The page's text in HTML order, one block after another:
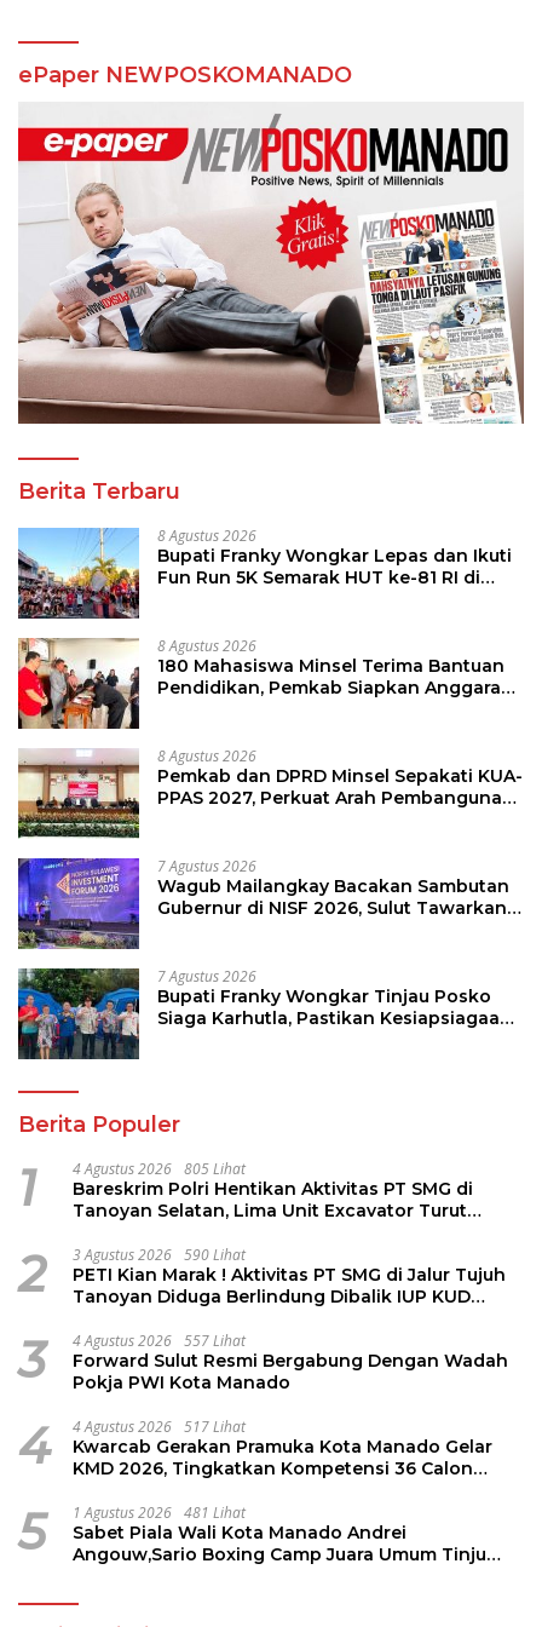
ePaper NEWPOSKOMANADO
Berita Terbaru
8 Agustus 2026
Bupati Franky Wongkar Lepas dan Ikuti
Fun Run 5K Semarak HUT ke-81 RI di
8 Agustus 2026
180 Mahasiswa Minsel Terima Bantuan
Pendidikan, Pemkab Siapkan Anggaran
8 Agustus 2026
Pemkab dan DPRD Minsel Sepakati KUA-
PPAS 2027, Perkuat Arah Pembangunan
7 Agustus 2026
Wagub Mailangkay Bacakan Sambutan
Gubernur di NISF 2026, Sulut Tawarkan
7 Agustus 2026
Bupati Franky Wongkar Tinjau Posko
Siaga Karhutla, Pastikan Kesiapsiagaan
Berita Populer
1 4 Agustus 2026 805 Lihat
Bareskrim Polri Hentikan Aktivitas PT SMG di
Tanoyan Selatan, Lima Unit Excavator Turut
2 3 Agustus 2026 590 Lihat
PETI Kian Marak ! Aktivitas PT SMG di Jalur Tujuh
Tanoyan Diduga Berlindung Dibalik IUP KUD
3 4 Agustus 2026 557 Lihat
Forward Sulut Resmi Bergabung Dengan Wadah
Pokja PWI Kota Manado
4 4 Agustus 2026 517 Lihat
Kwarcab Gerakan Pramuka Kota Manado Gelar
KMD 2026, Tingkatkan Kompetensi 36 Calon
5 1 Agustus 2026 481 Lihat
Sabet Piala Wali Kota Manado Andrei
Angouw,Sario Boxing Camp Juara Umum Tinju